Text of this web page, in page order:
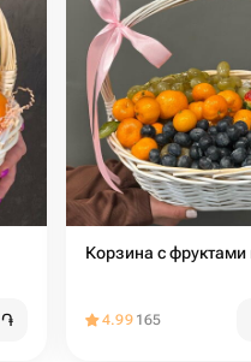
֏
Корзина с фруктами
4.99 165